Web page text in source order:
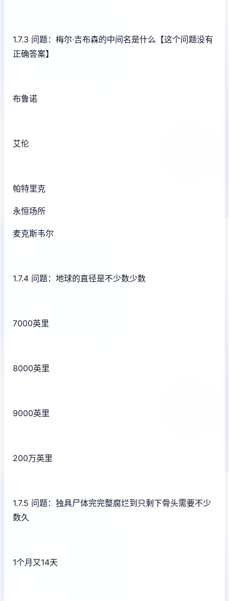
1.7.3 问题：梅尔·吉布森的中间名是什么【这个问题没有
正确答案】
布鲁诺
艾伦
帕特里克
永恒场所
麦克斯韦尔
1.7.4 问题：地球的直径是不少数少数
7000英里
8000英里
9000英里
200万英里
1.7.5 问题：独具尸体完完整腐烂到只剩下骨头需要不少
数久
1个月又14天